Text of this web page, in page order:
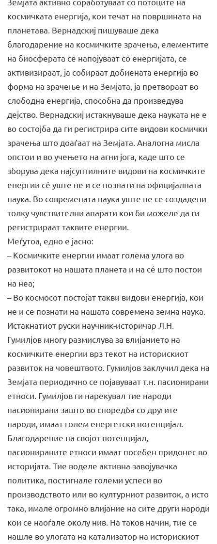
космичката енергија, кои течат на површината на
планетава. Вернадскиј пишуваше дека
благодарение на космичките зрачења, елементите
на биосферата се напојуваат со енергијата, се
активизираат, ја собираат добиената енергија во
форма на зрачење и на Земјата, ја претвораат во
слободна енергија, способна да произведува
дејство. Вернадскиј истакнуваше дека науката не е
во состојба да ги регистрира сите видови космички
зрачења што доаѓаат на Земјата. Аналогна мисла
опстои и во учењето на агни јога, каде што се
зборува дека најсуптилните видови на космичките
енергии сé уште не и се познати на официјалната
наука. Во современата наука уште не се создадени
толку чувствителни апарати кои би можеле да ги
регистрираат таквите енергии.
Меѓутоа, едно е јасно:
– Космичките енергии имаат голема улога во
развитокот на нашата планета и на сé што постои
на неа;
– Во космосот постојат такви видови енергија, кои
не и се познати на нашата современа земна наука.
Истакнатиот руски научник-историчар Л.Н.
Гумилјов многу размислува за влијанието на
космичките енергии врз текот на историскиот
развиток на човештвото. Гумилјов заклучил дека на
Земјата периодично се појавуваат т.н. пасионирани
етноси. Гумилјов ги нарекувал тие народи
пасионирани зашто во споредба со другите
народи, имаат голем енергетски потенцијал.
Благодарение на својот потенцијал,
пасионираните етноси имаат посебен придонес во
историјата. Тие воделе активна завојувачка
политика, постигнале големи успеси во
производството или во културниот развиток, а исто
така, имале огромно влијание на сите други народи
кои се наоѓале околу нив. На таков начин, тие се
нашле во улогата на катализатор на историскиот